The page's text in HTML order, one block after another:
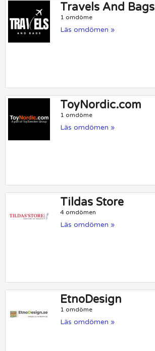
Travels And Bags
1 omdöme
Läs omdömen »
ToyNordic.com
1 omdöme
Läs omdömen »
Tildas Store
4 omdömen
Läs omdömen »
EtnoDesign
1 omdöme
Läs omdömen »